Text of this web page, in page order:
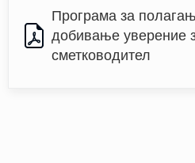
Програма за
добивање уверение
сметководител